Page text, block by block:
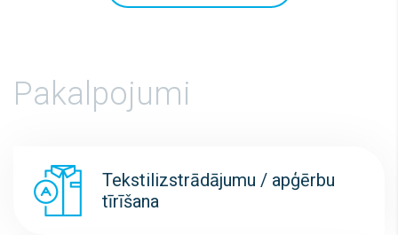
Pakalpojumi
Tekstilizstrādājumu / apģērbu
tīrīšana